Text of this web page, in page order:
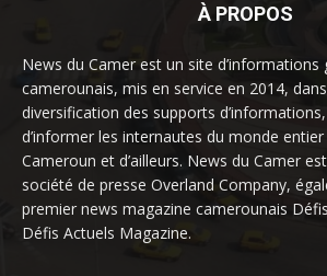
À PROPOS
News du Camer est un site d’informations
camerounais, mis en service en 2014,
diversification des supports
d’informer les internautes du monde
Cameroun et d’ailleurs. News du Camer
société de presse Overland Company,
premier news magazine camerounais
Défis Actuels Magazine.